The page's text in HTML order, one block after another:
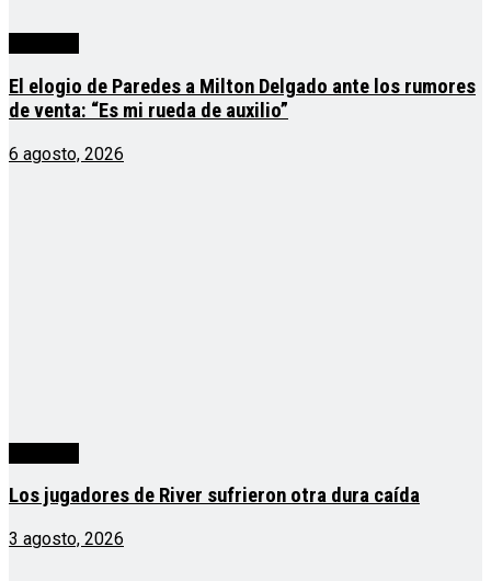
El elogio de Paredes a Milton Delgado ante los rumores
de venta: “Es mi rueda de auxilio”
6 agosto, 2026
Los jugadores de River sufrieron otra dura caída
3 agosto, 2026